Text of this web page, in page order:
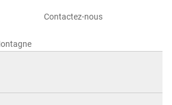
Contactez-nous